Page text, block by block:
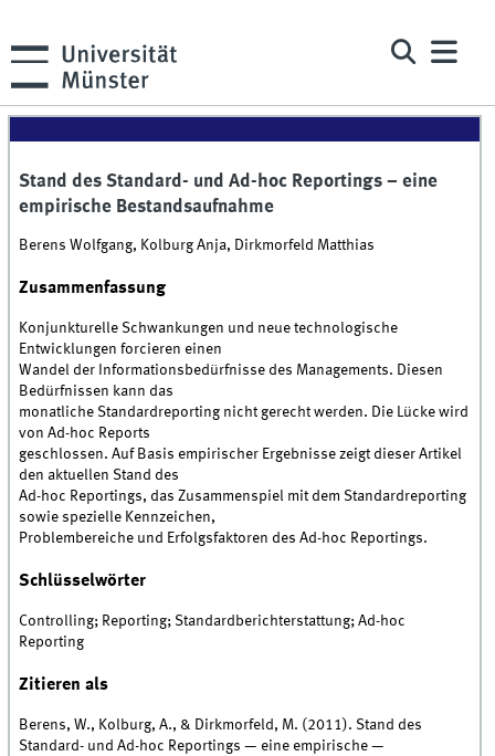
Stand des Standard- und Ad-hoc Reportings – eine
empirische Bestandsaufnahme
Berens Wolfgang, Kolburg Anja, Dirkmorfeld Matthias
Zusammenfassung
Konjunkturelle Schwankungen und neue technologische
Entwicklungen forcieren einen
Wandel der Informationsbedürfnisse des Managements. Diesen
Bedürfnissen kann das
monatliche Standardreporting nicht gerecht werden. Die Lücke wird
von Ad-hoc Reports
geschlossen. Auf Basis empirischer Ergebnisse zeigt dieser Artikel
den aktuellen Stand des
Ad-hoc Reportings, das Zusammenspiel mit dem Standardreporting
sowie spezielle Kennzeichen,
Problembereiche und Erfolgsfaktoren des Ad-hoc Reportings.
Schlüsselwörter
Controlling; Reporting; Standardberichterstattung; Ad-hoc
Reporting
Zitieren als
Berens, W., Kolburg, A., & Dirkmorfeld, M. (2011). Stand des
Standard- und Ad-hoc Reportings — eine empirische —